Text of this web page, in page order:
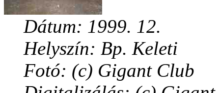
Dátum: 1999. 12.
Helyszín: Bp. Keleti
Fotó: (c) Gigant Club